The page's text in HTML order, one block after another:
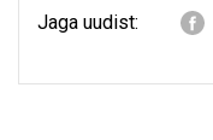
Jaga uudist: